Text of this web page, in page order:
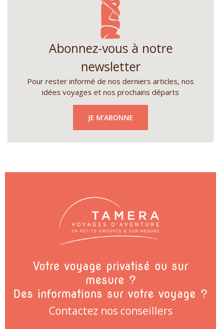
Abonnez-vous à notre
newsletter
Pour rester informé de nos derniers articles, nos
idées voyages et nos prochains départs
JE M'ABONNE
Votre voyage privatisé ou sur
mesure ?
Des informations sur votre voyage ?
Contactez nos conseillers